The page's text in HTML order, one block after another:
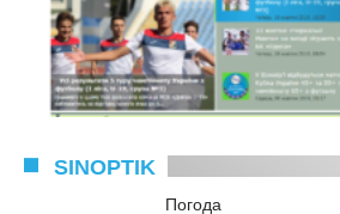
SINOPTIK
Погода